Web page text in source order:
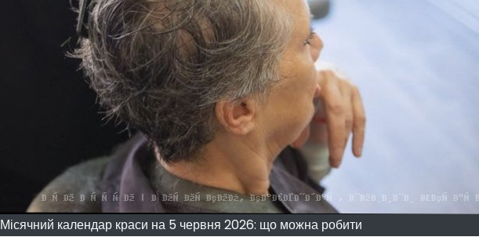
Місячний календар краси на 5 червня 2026: що можна робити